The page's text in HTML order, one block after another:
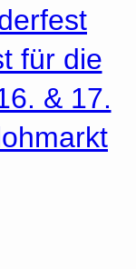
für die
& 17.